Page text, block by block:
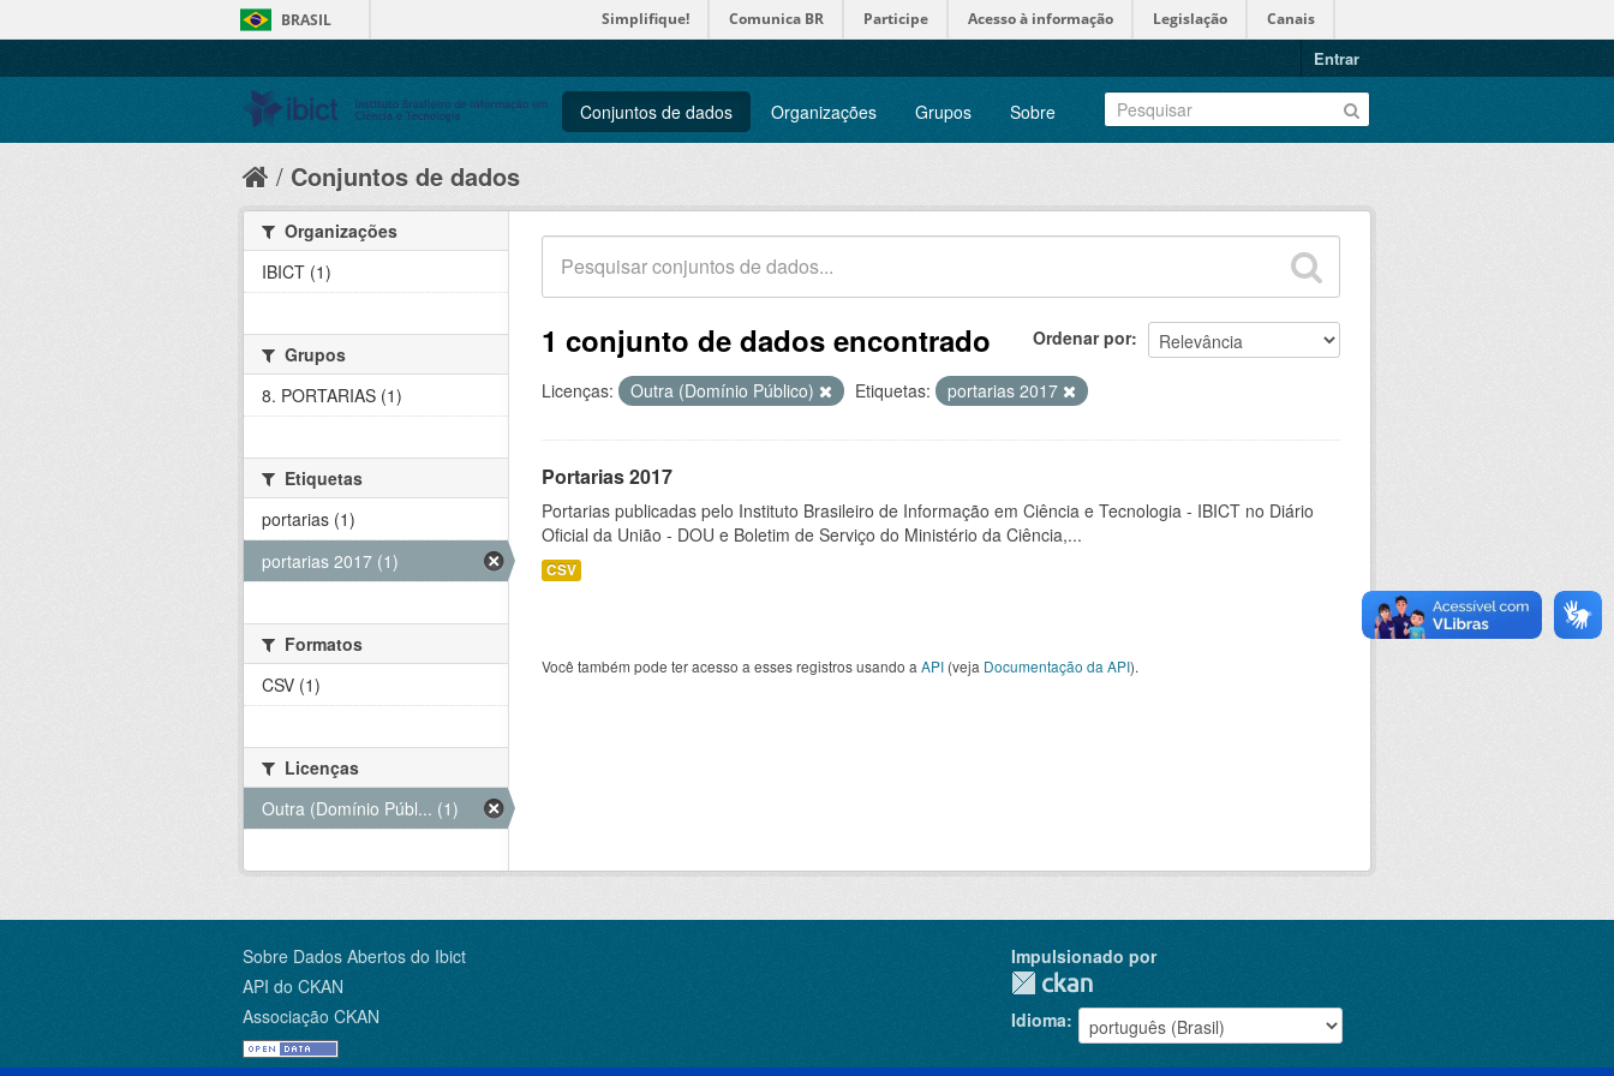
BRASIL Simplifique! Comunica BR Participe Acesso à informação Legislação Canais
Entrar
Conjuntos de dados Organizações Grupos Sobre
Conjuntos de dados
Ordenar por
1 conjunto de dados encontrado
Licenças: Outra (Domínio Público) Etiquetas: portarias 2017
Portarias 2017
Portarias publicadas pelo Instituto Brasileiro de Informação em Ciência e Tecnologia - IBICT no Diário
Oficial da União - DOU e Boletim de Serviço do Ministério da Ciência,...
CSV
Você também pode ter acesso a esses registros usando a API (veja Documentação da API).
Organizações
IBICT (1)
Grupos
8. PORTARIAS (1)
Etiquetas
portarias (1)
portarias 2017 (1)
Formatos
CSV (1)
Licenças
Outra (Domínio Públ... (1)
Sobre Dados Abertos do Ibict
API do CKAN
Associação CKAN
Impulsionado por
Idioma